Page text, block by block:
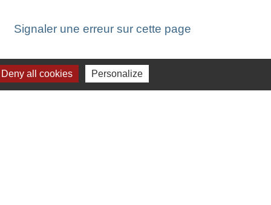
Signaler une erreur sur cette page
Deny all cookies Personalize